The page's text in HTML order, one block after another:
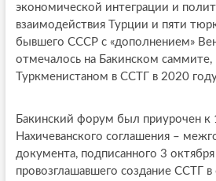
экономической интеграции и
взаимодействия Турции и пяти
бывшего СССР с «дополнением»
отмечалось на Бакинском саммите,
Туркменистаном в ССТГ в 2020
Бакинский форум был приурочен к
Нахичеванского соглашения –
документа, подписанного 3
провозглашавшего создание ССТГ в